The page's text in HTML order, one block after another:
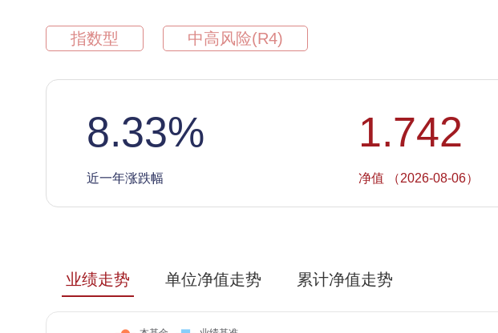
指数型 中高风险(R4)
8.33%
近一年涨跌幅
1.742
净值 （2026-08-06）
业绩走势 单位净值走势
累计净值走势